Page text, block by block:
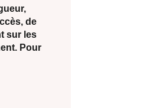
de
sur les
Pour